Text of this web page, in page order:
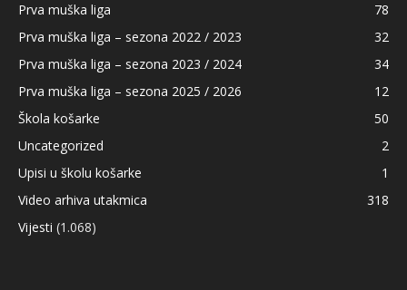
Prva muška liga
78
Prva muška liga – sezona 2022 / 2023
32
Prva muška liga – sezona 2023 / 2024
34
Prva muška liga – sezona 2025 / 2026
12
Škola košarke
50
Uncategorized
2
Upisi u školu košarke
1
Video arhiva utakmica
318
Vijesti (1.068)